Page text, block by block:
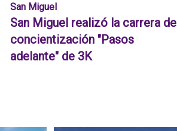
San Miguel
San Miguel realizó la carrera de
concientización "Pasos
adelante" de 3K